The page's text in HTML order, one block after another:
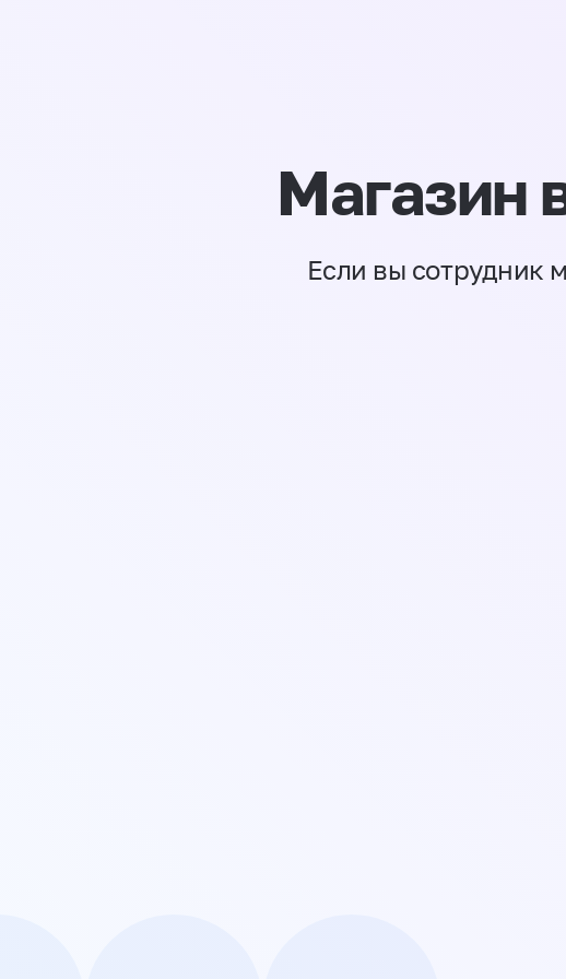
Магазин
Если вы сотрудник